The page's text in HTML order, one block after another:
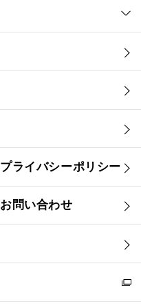
プライバシーポリシー
お問い合わせ